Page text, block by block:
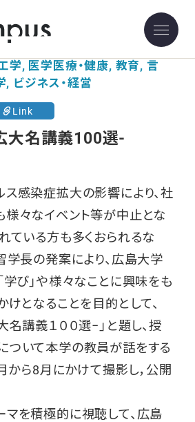
学, 医学医療・健康, 教育, 言
, ビジネス・経営
Link
大名講義100選-
感染症拡大の影響により、社
様々なイベント等が中止とな
ている方も多くおられるな
学長の発案により、広島大学
学び」や様々なことに興味をも
けとなることを目的として、
名講義１００選−」と題し、授
ついて本学の教員が話をする
ら8月にかけて撮影し，公開
を積極的に視聴して、広島